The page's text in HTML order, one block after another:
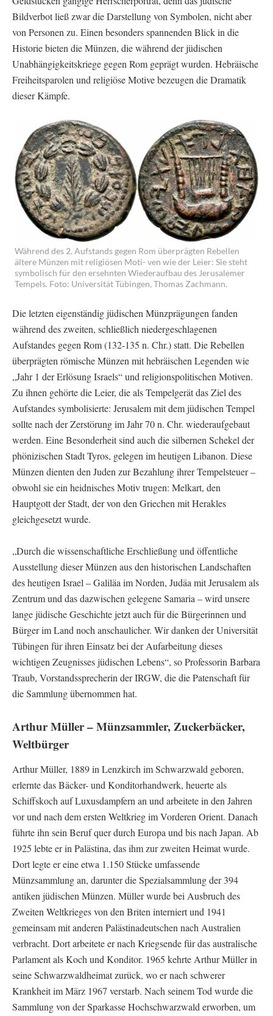
Bildverbot ließ zwar die Darstellung von Symbolen, nicht aber
von Personen zu. Einen besonders spannenden Blick in die
Historie bieten die Münzen, die während der jüdischen
Unabhängigkeitskriege gegen Rom geprägt wurden. Hebräische
Freiheitsparolen und religiöse Motive bezeugen die Dramatik
dieser Kämpfe.
Während des 2. Aufstands gegen Rom überprägten Rebellen
ältere Münzen mit religiösen Moti- ven wie der Leier: Sie steht
symbolisch für den ersehnten Wiederaufbau des Jerusalemer
Tempels. Foto: Universität Tübingen, Thomas Zachmann.
Die letzten eigenständig jüdischen Münzprägungen fanden
während des zweiten, schließlich niedergeschlagenen
Aufstandes gegen Rom (132-135 n. Chr.) statt. Die Rebellen
überprägten römische Münzen mit hebräischen Legenden wie
„Jahr 1 der Erlösung Israels“ und religionspolitischen Motiven.
Zu ihnen gehörte die Leier, die als Tempelgerät das Ziel des
Aufstandes symbolisierte: Jerusalem mit dem jüdischen Tempel
sollte nach der Zerstörung im Jahr 70 n. Chr. wiederaufgebaut
werden. Eine Besonderheit sind auch die silbernen Schekel der
phönizischen Stadt Tyros, gelegen im heutigen Libanon. Diese
Münzen dienten den Juden zur Bezahlung ihrer Tempelsteuer –
obwohl sie ein heidnisches Motiv trugen: Melkart, den
Hauptgott der Stadt, der von den Griechen mit Herakles
gleichgesetzt wurde.
„Durch die wissenschaftliche Erschließung und öffentliche
Ausstellung dieser Münzen aus den historischen Landschaften
des heutigen Israel – Galiläa im Norden, Judäa mit Jerusalem als
Zentrum und das dazwischen gelegene Samaria – wird unsere
lange jüdische Geschichte jetzt auch für die Bürgerinnen und
Bürger im Land noch anschaulicher. Wir danken der Universität
Tübingen für ihren Einsatz bei der Aufarbeitung dieses
wichtigen Zeugnisses jüdischen Lebens“, so Professorin Barbara
Traub, Vorstandssprecherin der IRGW, die die Patenschaft für
die Sammlung übernommen hat.
Arthur Müller – Münzsammler, Zuckerbäcker,
Weltbürger
Arthur Müller, 1889 in Lenzkirch im Schwarzwald geboren,
erlernte das Bäcker- und Konditorhandwerk, heuerte als
Schiffskoch auf Luxusdampfern an und arbeitete in den Jahren
vor und nach dem ersten Weltkrieg im Vorderen Orient. Danach
führte ihn sein Beruf quer durch Europa und bis nach Japan. Ab
1925 lebte er in Palästina, das ihm zur zweiten Heimat wurde.
Dort legte er eine etwa 1.150 Stücke umfassende
Münzsammlung an, darunter die Spezialsammlung der 394
antiken jüdischen Münzen. Müller wurde bei Ausbruch des
Zweiten Weltkrieges von den Briten interniert und 1941
gemeinsam mit anderen Palästinadeutschen nach Australien
verbracht. Dort arbeitete er nach Kriegsende für das australische
Parlament als Koch und Konditor. 1965 kehrte Arthur Müller in
seine Schwarzwaldheimat zurück, wo er nach schwerer
Krankheit im März 1967 verstarb. Nach seinem Tod wurde die
Sammlung von der Sparkasse Hochschwarzwald erworben, um